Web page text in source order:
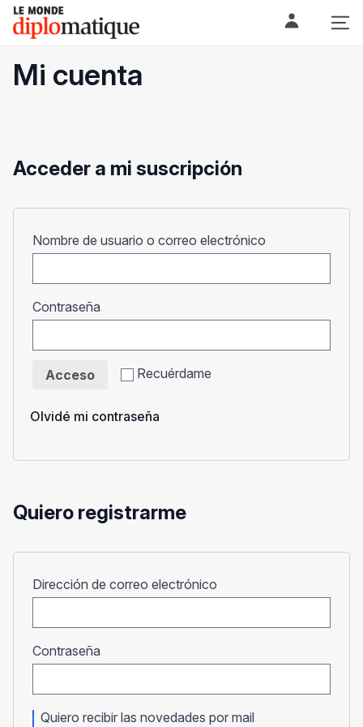
Skip
content
Le monde diplomatique
Mi cuenta
Acceder a mi suscripción
Nombre de usuario o correo electrónico
Contraseña
Recuérdame
Acceso
Olvidé mi contraseña
Quiero registrarme
Dirección de correo electrónico
Contraseña
Quiero recibir las novedades por mail